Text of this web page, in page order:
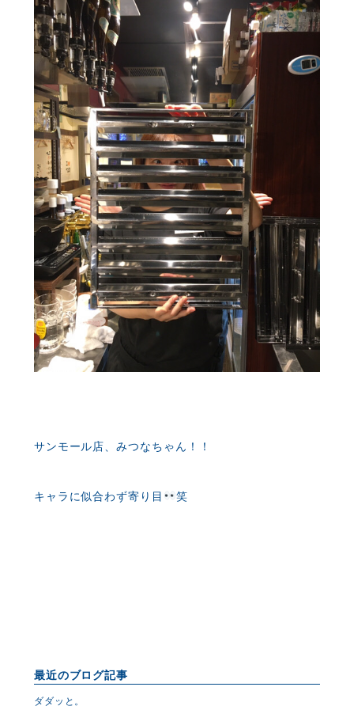
サンモール店、みつなちゃん！！
キャラに似合わず寄り目 笑
最近のブログ記事
ダダッと。